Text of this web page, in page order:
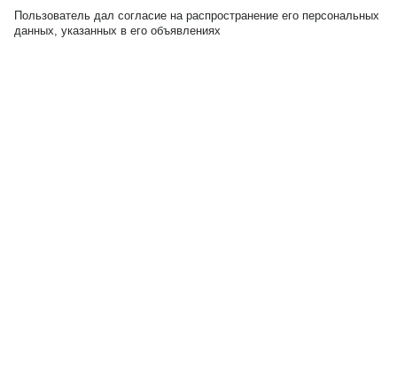
Пользователь дал согласие на распространение его персональных
данных, указанных в его объявлениях